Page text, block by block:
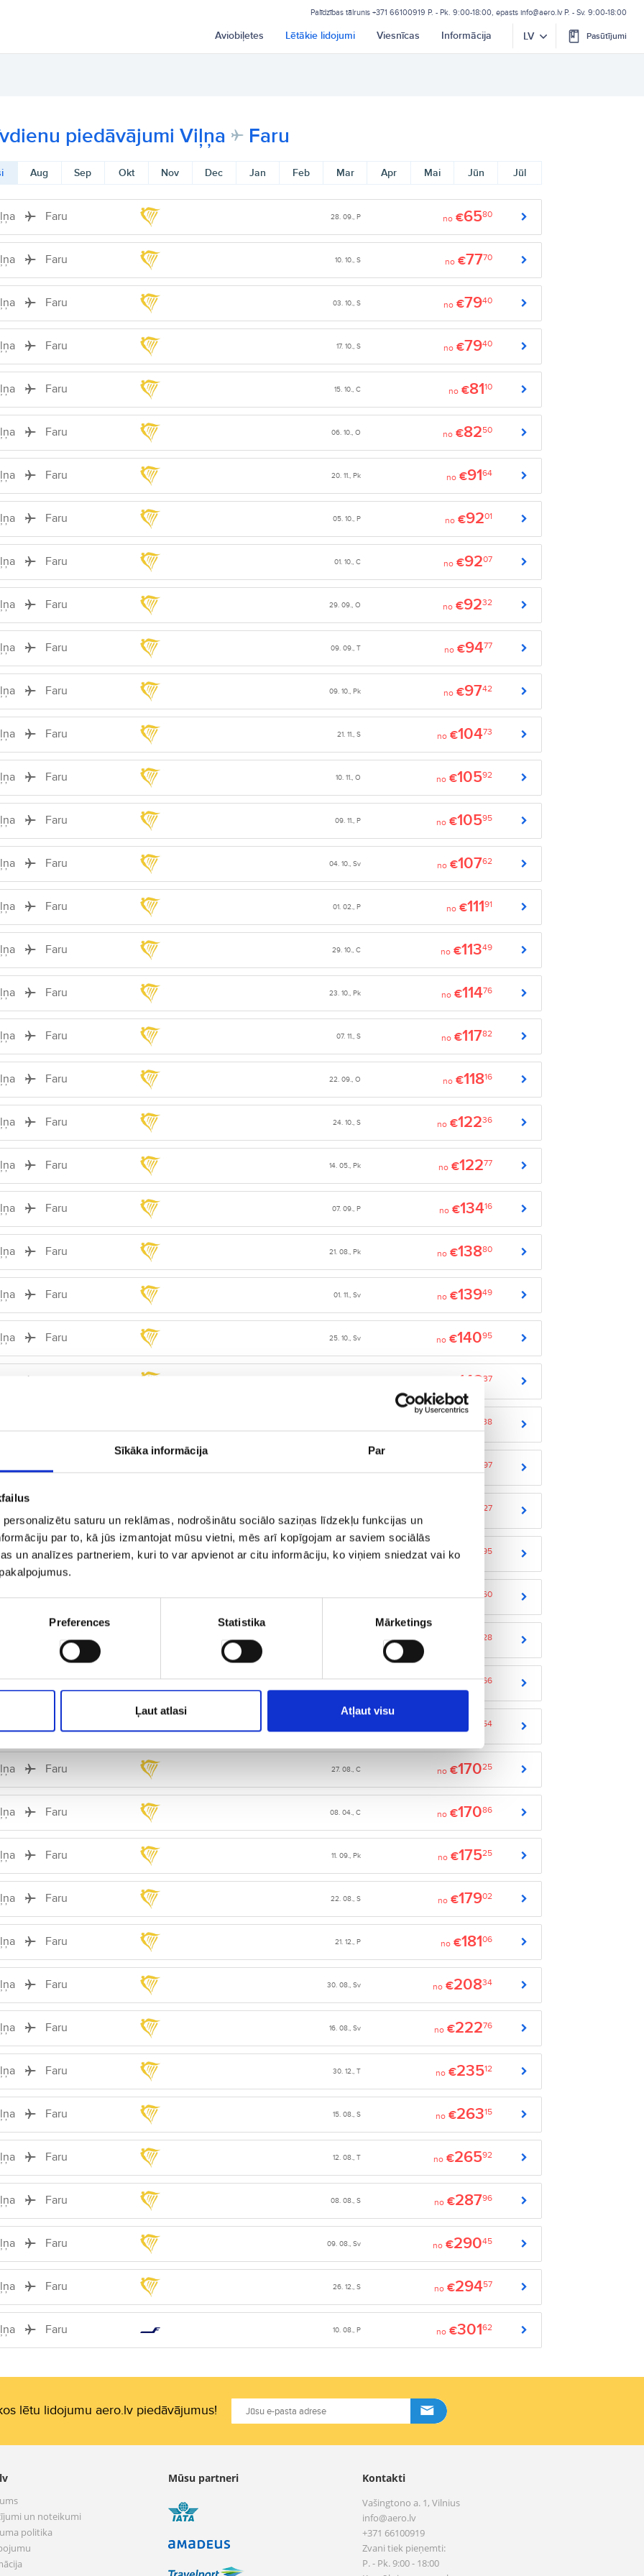
Sīkāka informācija Par
saturu un reklāmas, nodrošinātu sociālo saziņas līdzekļu funkcijas un
par to, kā jūs izmantojat mūsu vietni, mēs arī kopīgojam ar saviem sociālās
un analīzes partneriem, kuri to var apvienot ar citu informāciju, ko viņiem sniedzat vai ko
Preferences Statistika Mārketings
Ļaut atlasi Atļaut visu
Palīdzības tālrunis +371 66100919 P. - Pk. 9:00-18:00, epasts info@aero.lv P. - Sv. 9:00-18:00
Aviobiļetes Lētākie lidojumi Viesnīcas Informācija LV Pasūtījumi
piedāvājumi Viļņa Faru
Aug Sep Okt Nov Dec Jan Feb Mar Apr Mai Jūn Jūl
Faru 28. 09., P no €6580
Faru 10. 10., S no €7770
Faru 03. 10., S no €7940
Faru 17. 10., S no €7940
Faru 15. 10., C no €8110
Faru 06. 10., O no €8250
Faru 20. 11., Pk no €9164
Faru 05. 10., P no €9201
Faru 01. 10., C no €9207
Faru 29. 09., O no €9232
Faru 09. 09., T no €9477
Faru 09. 10., Pk no €9742
Faru 21. 11., S no €10473
Faru 10. 11., O no €10592
Faru 09. 11., P no €10595
Faru 04. 10., Sv no €10762
Faru 01. 02., P no €11191
Faru 29. 10., C no €11349
Faru 23. 10., Pk no €11476
Faru 07. 11., S no €11782
Faru 22. 09., O no €11816
Faru 24. 10., S no €12236
Faru 14. 05., Pk no €12277
Faru 07. 09., P no €13416
Faru 21. 08., Pk no €13880
Faru 01. 11., Sv no €13949
Faru 25. 10., Sv no €14095
14237
38
Faru no €15097
27
Faru 17. 08., P no €154 95
Faru 29. 05., S no €15760
Faru 28
Faru 16066
Faru 167 54
Faru 27. 08., C no €17025
Faru 08. 04., C no €17086
Faru 11. 09., Pk no €17525
Faru 22. 08., S no €17902
Faru 21. 12., P no €18106
Faru 30. 08., Sv no €20834
Faru 16. 08., Sv no €22276
Faru 30. 12., T no €23512
Faru 15. 08., S no €26315
Faru 12. 08., T no €26592
Faru 08. 08., S no €28796
Faru 09. 08., Sv no €29045
Faru 26. 12., S no €29457
Faru 10. 08., P no €30162
lētu lidojumu aero.lv piedāvājumus!
un noteikumi
politika
Mūsu partneri Kontakti
Vašingtono a. 1, Vilnius
info@aero.lv
+371 66100919
Zvani tiek pieņemti:
P. - Pk. 9:00 - 18:00